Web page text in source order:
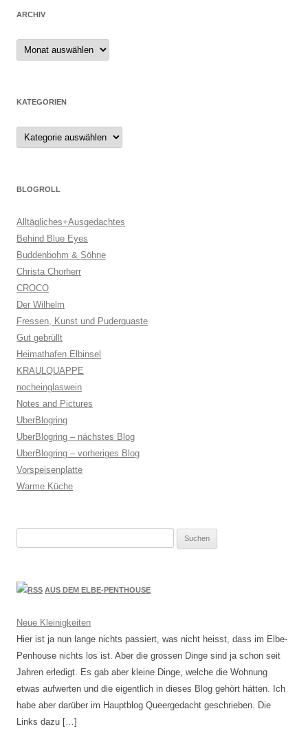
ARCHIV
Archiv
KATEGORIEN
Kategorien
BLOGROLL
Alltägliches+Ausgedachtes
Behind Blue Eyes
Buddenbohm & Söhne
Christa Chorherr
CROCO
Der Wilhelm
Fressen, Kunst und Puderquaste
Gut gebrüllt
Heimathafen Elbinsel
KRAULQUAPPE
nocheinglaswein
Notes and Pictures
UberBlogring
UberBlogring – nächstes Blog
UberBlogring – vorheriges Blog
Vorspeisenplatte
Warme Küche
AUS DEM ELBE-PENTHOUSE
Neue Kleinigkeiten
Hier ist ja nun lange nichts passiert, was nicht heisst, dass im Elbe-
Penhouse nichts los ist. Aber die grossen Dinge sind ja schon seit
Jahren erledigt. Es gab aber kleine Dinge, welche die Wohnung
etwas aufwerten und die eigentlich in dieses Blog gehört hätten. Ich
habe aber darüber im Hauptblog Queergedacht geschrieben. Die
Links dazu […]